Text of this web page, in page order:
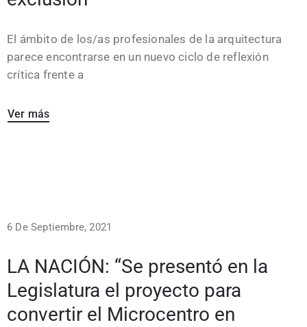
El ámbito de los/as profesionales de la arquitectura
parece encontrarse en un nuevo ciclo de reflexión
crítica frente a
Ver más
6 De Septiembre, 2021
LA NACIÓN: “Se presentó en la
Legislatura el proyecto para
convertir el Microcentro en